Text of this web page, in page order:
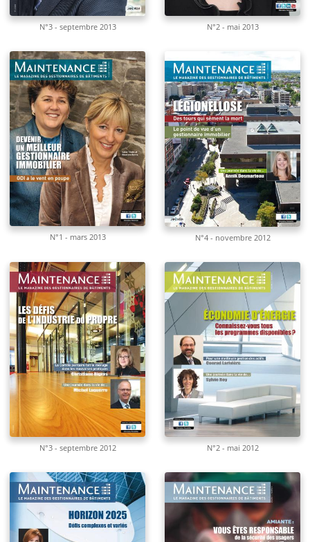
N°3 - septembre 2013 N°2 - mai 2013
N°1 - mars 2013 N°4 - novembre 2012
N°3 - septembre 2012 N°2 - mai 2012